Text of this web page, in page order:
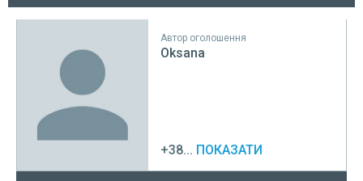
Автор оголошення
Oksana
+38... ПОКАЗАТИ